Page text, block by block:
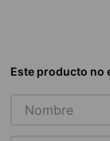
7. secador